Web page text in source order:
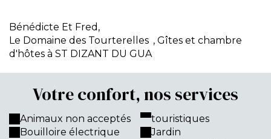
Bénédicte Et Fred,
Le Domaine des Tourterelles , Gîtes et chambre
d'hôtes à ST DIZANT DU GUA
Votre confort, nos services
Animaux non acceptés
Bouilloire électrique
touristiques
Jardin